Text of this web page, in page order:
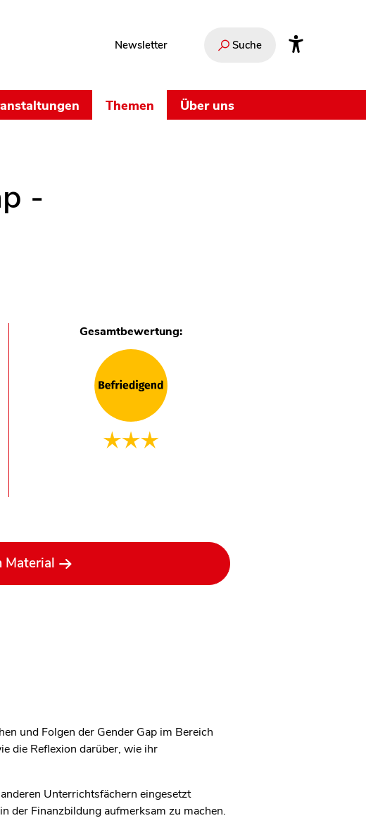
Newsletter Suche
Themen Über uns
-
Gesamtbewertung:
Material
und Folgen der Gender Gap im Bereich
die Reflexion darüber, wie ihr
Unterrichtsfächern eingesetzt
der Finanzbildung aufmerksam zu machen.